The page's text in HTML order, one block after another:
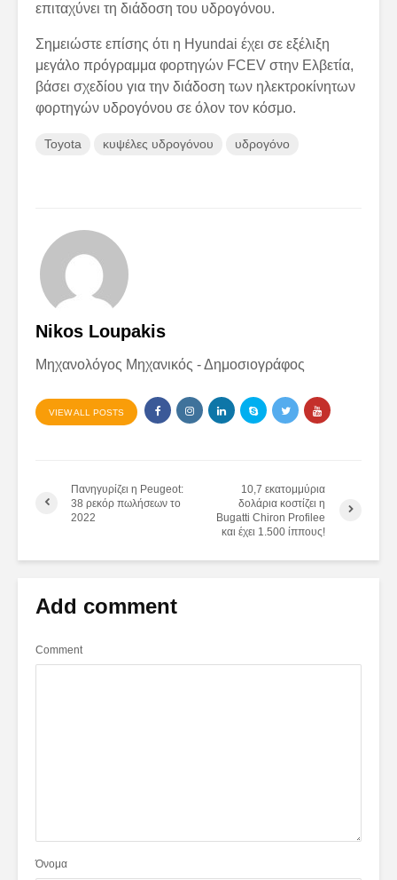
επιταχύνει τη διάδοση του υδρογόνου.
Σημειώστε επίσης ότι η Hyundai έχει σε εξέλιξη
μεγάλο πρόγραμμα φορτηγών FCEV στην Ελβετία,
βάσει σχεδίου για την διάδοση των ηλεκτροκίνητων
φορτηγών υδρογόνου σε όλον τον κόσμο.
Toyota κυψέλες υδρογόνου υδρογόνο
Nikos Loupakis
Μηχανολόγος Μηχανικός - Δημοσιογράφος
VIEW ALL POSTS
Πανηγυρίζει η Peugeot:
38 ρεκόρ πωλήσεων το
2022
10,7 εκατομμύρια
δολάρια κοστίζει η
Bugatti Chiron Profilee
και έχει 1.500 ίππους!
Add comment
Comment
Όνομα